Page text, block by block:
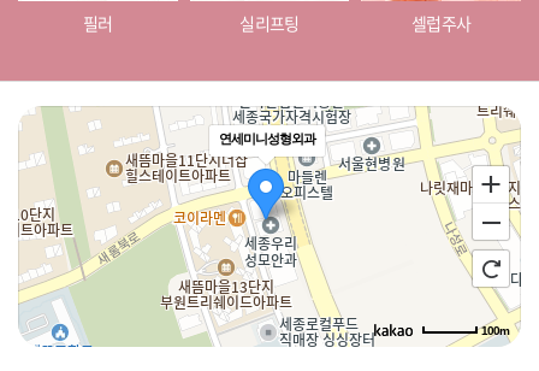
필러 실리프팅 셀럽주사
연세미니성형외과
100m